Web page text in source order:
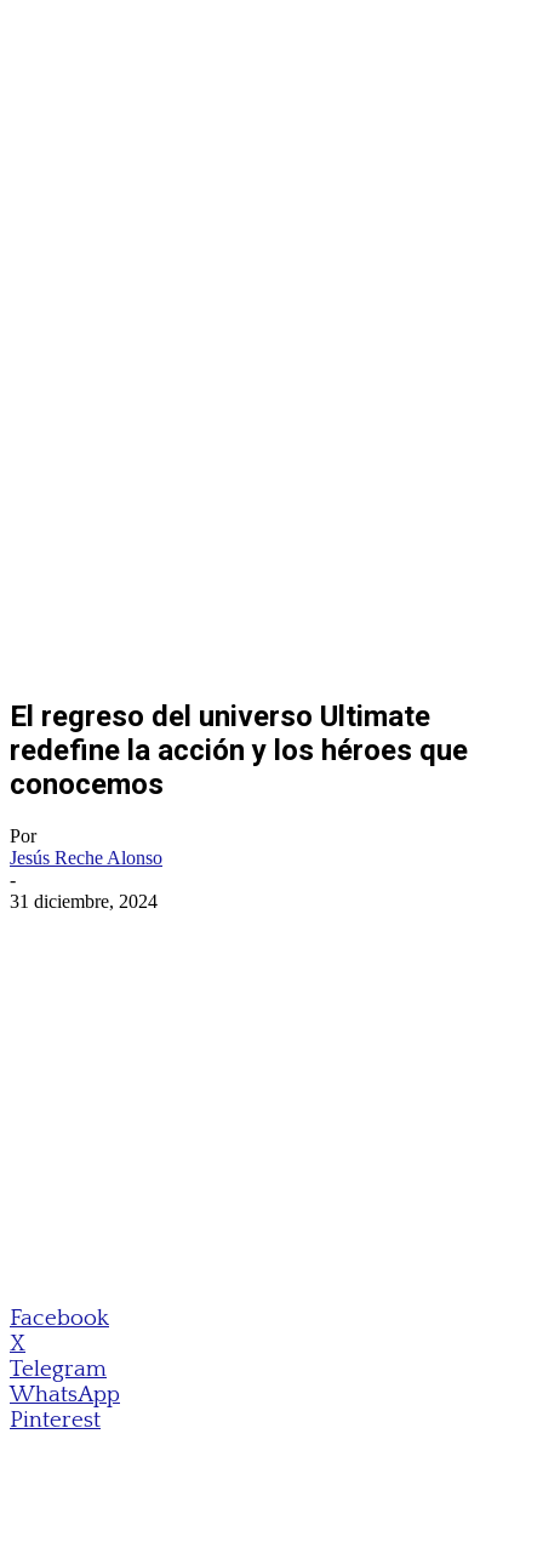
El regreso del universo Ultimate
redefine la acción y los héroes que
conocemos
Por
Jesús Reche Alonso
-
31 diciembre, 2024
Facebook
X
Telegram
WhatsApp
Pinterest